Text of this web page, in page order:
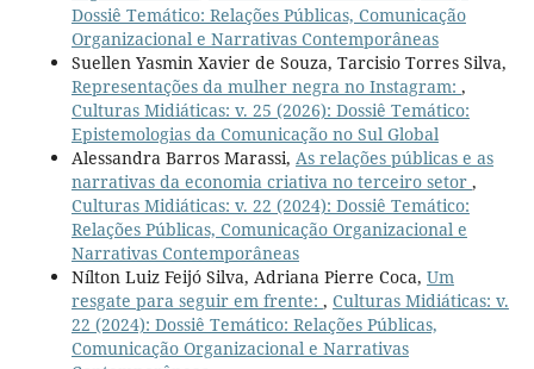
Dossiê Temático: Relações Públicas, Comunicação
Organizacional e Narrativas Contemporâneas
Suellen Yasmin Xavier de Souza, Tarcisio Torres Silva,
Representações da mulher negra no Instagram: ,
Culturas Midiáticas: v. 25 (2026): Dossiê Temático:
Epistemologias da Comunicação no Sul Global
Alessandra Barros Marassi, As relações públicas e as
narrativas da economia criativa no terceiro setor ,
Culturas Midiáticas: v. 22 (2024): Dossiê Temático:
Relações Públicas, Comunicação Organizacional e
Narrativas Contemporâneas
Nílton Luiz Feijó Silva, Adriana Pierre Coca, Um
resgate para seguir em frente: , Culturas Midiáticas: v.
22 (2024): Dossiê Temático: Relações Públicas,
Comunicação Organizacional e Narrativas